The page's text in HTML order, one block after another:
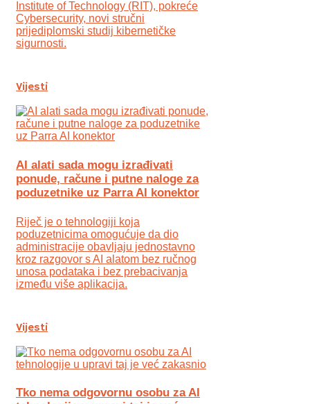
Institute of Technology (RIT), pokreće
Cybersecurity, novi stručni
prijediplomski studij kibernetičke
sigurnosti.
Vijesti
AI alati sada mogu izrađivati
ponude, račune i putne naloge za
poduzetnike uz Parra AI konektor
Riječ je o tehnologiji koja
poduzetnicima omogućuje da dio
administracije obavljaju jednostavno
kroz razgovor s AI alatom bez ručnog
unosa podataka i bez prebacivanja
između više aplikacija.
Vijesti
Tko nema odgovornu osobu za AI